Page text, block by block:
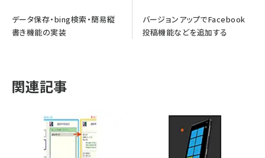
データ保存・bing検索・簡易縦
書き機能の実装
バージョンアップでFacebook
投稿機能などを追加する
関連記事